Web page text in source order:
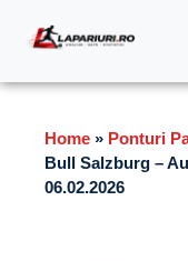
Home » Ponturi
Bull Salzburg –
06.02.2026